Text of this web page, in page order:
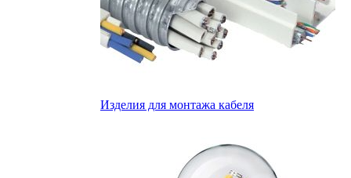
Изделия для монтажа кабеля